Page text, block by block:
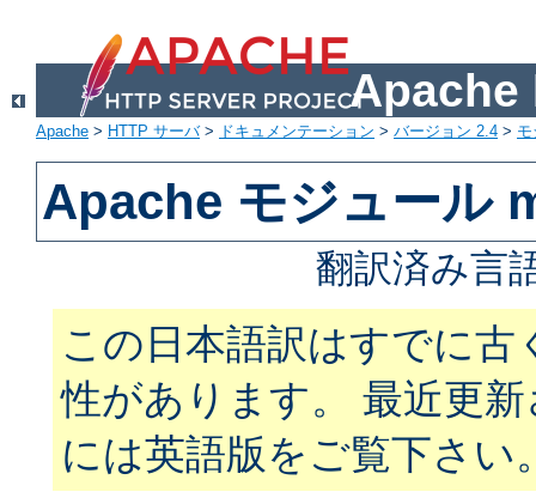
Apache
Apache > HTTP サーバ> ドキュメンテーション > バージョン 2.4 >
Apache モジュール
翻訳済み言
この日本語訳はすでに古
性があります。 最近更
には英語版をご覧下さい